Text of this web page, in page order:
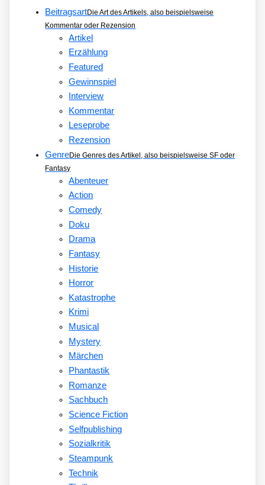
BeitragsartDie Art des Artikels, also beispielsweise
Kommentar oder Rezension
Artikel
Erzählung
Featured
Gewinnspiel
Interview
Kommentar
Leseprobe
Rezension
GenreDie Genres des Artikel, also beispielsweise SF oder
Fantasy
Abenteuer
Action
Comedy
Doku
Drama
Fantasy
Historie
Horror
Katastrophe
Krimi
Musical
Mystery
Märchen
Phantastik
Romanze
Sachbuch
Science Fiction
Selfpublishing
Sozialkritik
Steampunk
Technik